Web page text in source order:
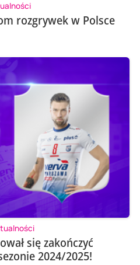
rozgrywek w Polsce
się zakończyć
2024/2025!